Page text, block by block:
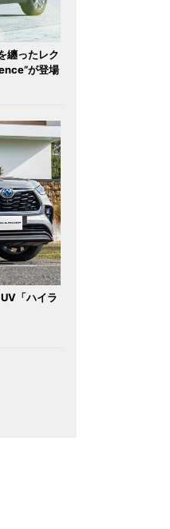
纏ったレク
が登場
「ハイラ